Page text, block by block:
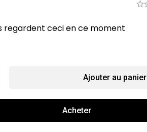
regardent ceci en ce moment
Ajouter au panier
Acheter